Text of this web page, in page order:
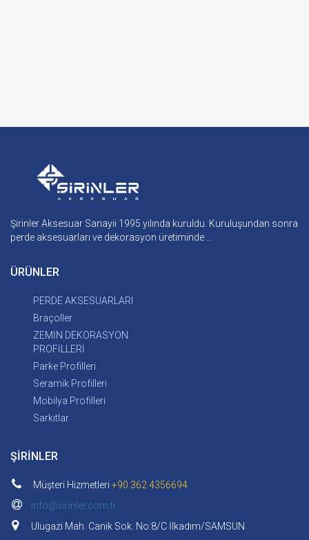
Şirinler Aksesuar Sanayii 1995 yılında kuruldu. Kuruluşundan sonra
perde aksesuarları ve dekorasyon üretiminde ...
ÜRÜNLER
PERDE AKSESUARLARI
Braçoller
ZEMİN DEKORASYON
PROFİLLERİ
Parke Profilleri
Seramik Profilleri
Mobilya Profilleri
Sarkıtlar
ŞİRİNLER
Müşteri Hizmetleri +90 362 4356694
info@sirinler.com.tr
Ulugazi Mah. Canik Sok. No:8/C İlkadım/SAMSUN